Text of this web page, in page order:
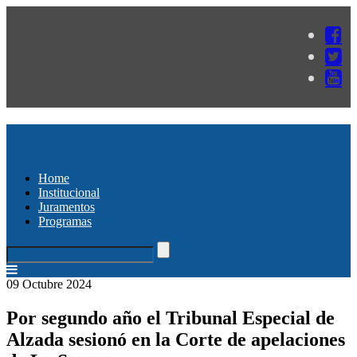
Home
Institucional
Juramentos
Programas
09 Octubre 2024
Por segundo año el Tribunal Especial de
Alzada sesionó en la Corte de apelaciones